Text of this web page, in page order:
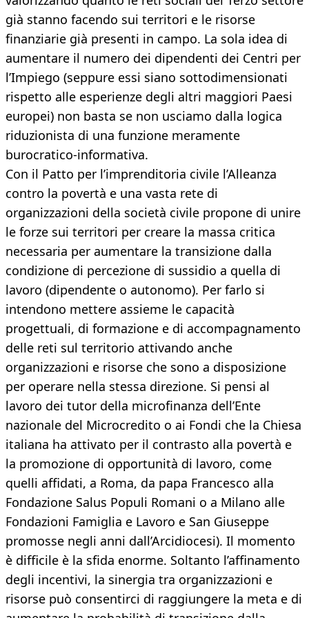
già stanno facendo sui territori e le risorse
finanziarie già presenti in campo. La sola idea di
aumentare il numero dei dipendenti dei Centri per
l’Impiego (seppure essi siano sottodimensionati
rispetto alle esperienze degli altri maggiori Paesi
europei) non basta se non usciamo dalla logica
riduzionista di una funzione meramente
burocratico-informativa.
Con il Patto per l’imprenditoria civile l’Alleanza
contro la povertà e una vasta rete di
organizzazioni della società civile propone di unire
le forze sui territori per creare la massa critica
necessaria per aumentare la transizione dalla
condizione di percezione di sussidio a quella di
lavoro (dipendente o autonomo). Per farlo si
intendono mettere assieme le capacità
progettuali, di formazione e di accompagnamento
delle reti sul territorio attivando anche
organizzazioni e risorse che sono a disposizione
per operare nella stessa direzione. Si pensi al
lavoro dei tutor della microfinanza dell’Ente
nazionale del Microcredito o ai Fondi che la Chiesa
italiana ha attivato per il contrasto alla povertà e
la promozione di opportunità di lavoro, come
quelli affidati, a Roma, da papa Francesco alla
Fondazione Salus Populi Romani o a Milano alle
Fondazioni Famiglia e Lavoro e San Giuseppe
promosse negli anni dall’Arcidiocesi). Il momento
è difficile è la sfida enorme. Soltanto l’affinamento
degli incentivi, la sinergia tra organizzazioni e
risorse può consentirci di raggiungere la meta e di